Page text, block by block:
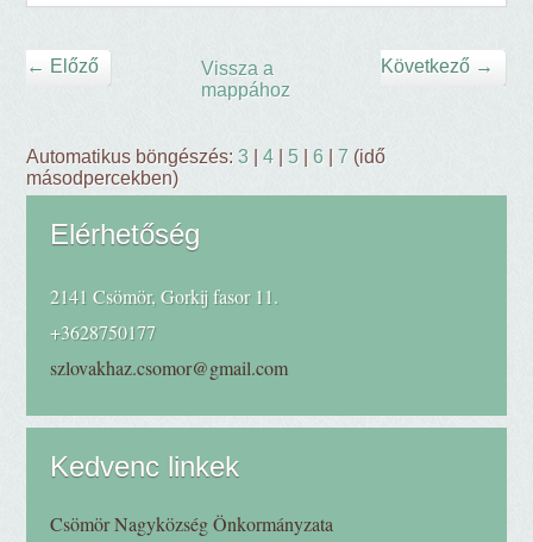
← Előző Következő →
Vissza a
mappához
Automatikus böngészés:3 |4 5 |6 |7 (idő
másodpercekben)
Elérhetőség
2141 Csömör, Gorkij fasor 11.
+3628750177
szlovakhaz.csomor@gmail.com
Kedvenc linkek
Csömör Nagyközség Önkormányzata